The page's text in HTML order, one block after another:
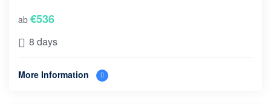
ab €536
8 days
More Information